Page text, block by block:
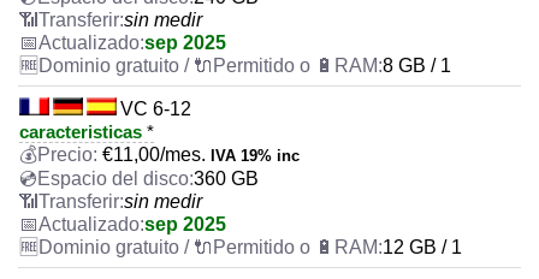
sin medir
sep 2025
8 GB / 1
VC 6-12
caracteristicas *
€11,00/mes. IVA 19% inc
360 GB
sin medir
sep 2025
12 GB / 1